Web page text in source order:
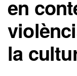
en
la